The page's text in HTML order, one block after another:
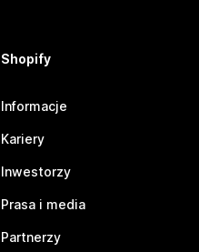
Shopify
Informacje
Kariery
Inwestorzy
Prasa i media
Partnerzy